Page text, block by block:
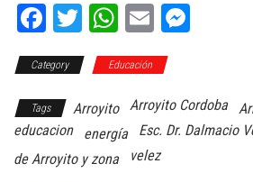
Fa
ce
bo
ok
T
wi
tt
er
W
ha
ts
A
pp
E
m
ail
ng
er
Category Educación
Tags Arroyito Arroyito Cordoba
educacion
energía Esc. Dr. Dalmacio
de Arroyito y zona
velez